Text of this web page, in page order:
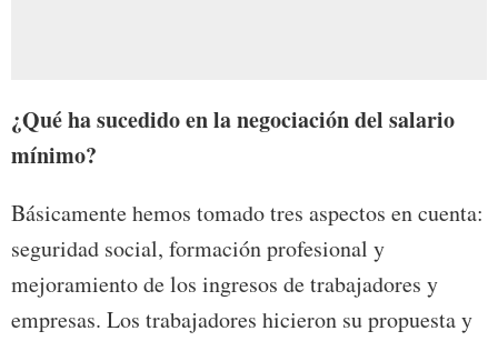
¿Qué ha sucedido en la negociación del salario
mínimo?
Básicamente hemos tomado tres aspectos en cuenta:
seguridad social, formación profesional y
mejoramiento de los ingresos de trabajadores y
empresas. Los trabajadores hicieron su propuesta y